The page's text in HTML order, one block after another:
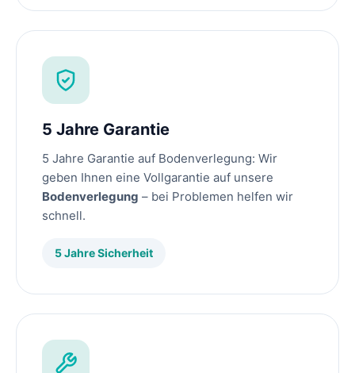
5 Jahre Garantie
5 Jahre Garantie auf Bodenverlegung: Wir
geben Ihnen eine Vollgarantie auf unsere
Bodenverlegung – bei Problemen helfen wir
schnell.
5 Jahre Sicherheit